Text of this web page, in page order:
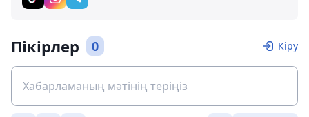
Пікірлер 0 Кіру